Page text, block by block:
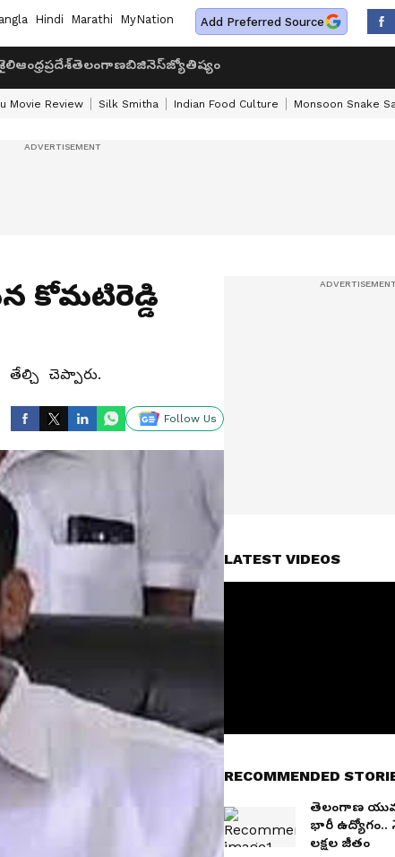
Hindi Marathi MyNation Add Preferred Source
ఆంధ్రప్రదేశ్తెలంగాణబిజినెస్జ్యోతిష్యం
Movie Review Silk Smitha Indian Food Culture Monsoon Snake
కోమటిరెడ్డి
తేల్చి చెప్పారు.
Follow Us
LATEST VIDEOS
RECOMMENDED
తెలంగాణ
భారీ ఉద్యోగం..
లక్షల జీతం